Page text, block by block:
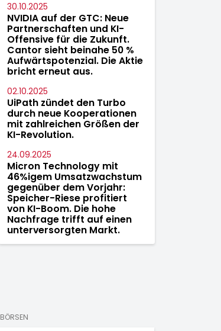
30.10.2025
NVIDIA auf der GTC: Neue
Partnerschaften und KI-
Offensive für die Zukunft.
Cantor sieht beinahe 50 %
Aufwärtspotenzial. Die Aktie
bricht erneut aus.
02.10.2025
UiPath zündet den Turbo
durch neue Kooperationen
mit zahlreichen Größen der
KI-Revolution.
24.09.2025
Micron Technology mit
46%igem Umsatzwachstum
gegenüber dem Vorjahr:
Speicher-Riese profitiert
von KI-Boom. Die hohe
Nachfrage trifft auf einen
unterversorgten Markt.
BÖRSEN